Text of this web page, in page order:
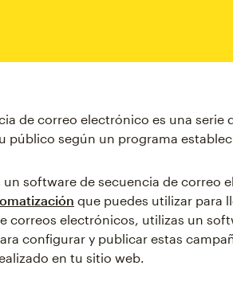
de correo electrónico es una serie
público según un programa
un software de secuencia de correo
que puedes utilizar para
correos electrónicos, utilizas un
configurar y publicar estas
en tu sitio web.